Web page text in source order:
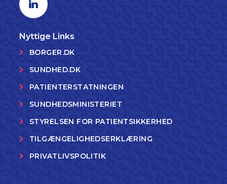
Nyttige Links
BORGER.DK
SUNDHED.DK
PATIENTERSTATNINGEN
SUNDHEDSMINISTERIET
STYRELSEN FOR PATIENTSIKKERHED
TILGÆNGELIGHEDSERKLÆRING
PRIVATLIVSPOLITIK